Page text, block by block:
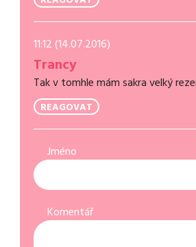
11:12 (14.07.2016)
Trancy
Tak v tomhle mám sakra velký
REAGOVAT
Jméno
Komentář